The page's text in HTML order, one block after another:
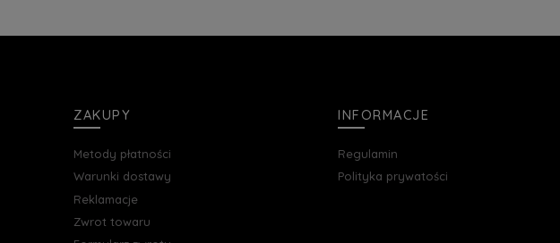
ZAKUPY
Metody płatności
Warunki dostawy
Reklamacje
Zwrot towaru
INFORMACJE
Regulamin
Polityka prywatości